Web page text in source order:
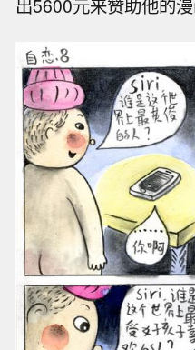
出5600元来赞助他的